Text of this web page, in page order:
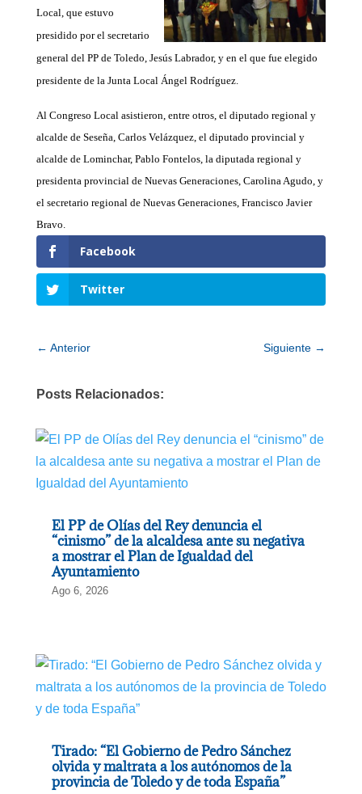
Local, que estuvo
presidido por el secretario
general del PP de Toledo, Jesús Labrador, y en el que fue elegido
presidente de la Junta Local Ángel Rodríguez.
Al Congreso Local asistieron, entre otros, el diputado regional y
alcalde de Seseña, Carlos Velázquez, el diputado provincial y
alcalde de Lominchar, Pablo Fontelos, la diputada regional y
presidenta provincial de Nuevas Generaciones, Carolina Agudo, y
el secretario regional de Nuevas Generaciones, Francisco Javier
Bravo.
Facebook
Twitter
← Anterior Siguiente →
Posts Relacionados:
El PP de Olías del Rey denuncia el
“cinismo” de la alcaldesa ante su negativa
a mostrar el Plan de Igualdad del
Ayuntamiento
Ago 6, 2026
Tirado: “El Gobierno de Pedro Sánchez
olvida y maltrata a los autónomos de la
provincia de Toledo y de toda España”